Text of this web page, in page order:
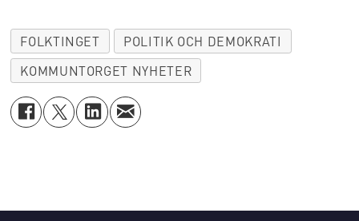
FOLKTINGET
POLITIK OCH DEMOKRATI
KOMMUNTORGET NYHETER